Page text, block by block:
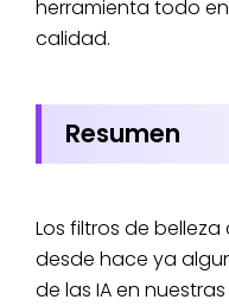
herramienta todo
calidad.
Resumen
Los filtros de
desde hace ya
de las IA en